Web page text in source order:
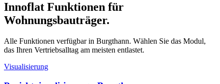
Innoflat Funktionen für
Wohnungsbauträger.
Alle Funktionen verfügbar in Burgthann. Wählen Sie das Modul,
das Ihren Vertriebsalltag am meisten entlastet.
Visualisierung